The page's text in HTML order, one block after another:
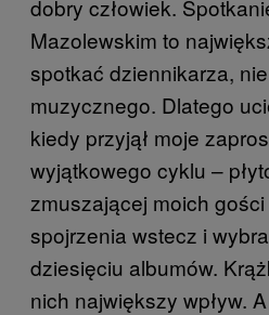
dobry człowiek.
Mazolewskim to
spotkać dziennikarza,
muzycznego. Dlatego
kiedy przyjął moje
wyjątkowego cyklu –
zmuszającej moich
spojrzenia wstecz i
dziesięciu albumów.
nich największy wpływ.